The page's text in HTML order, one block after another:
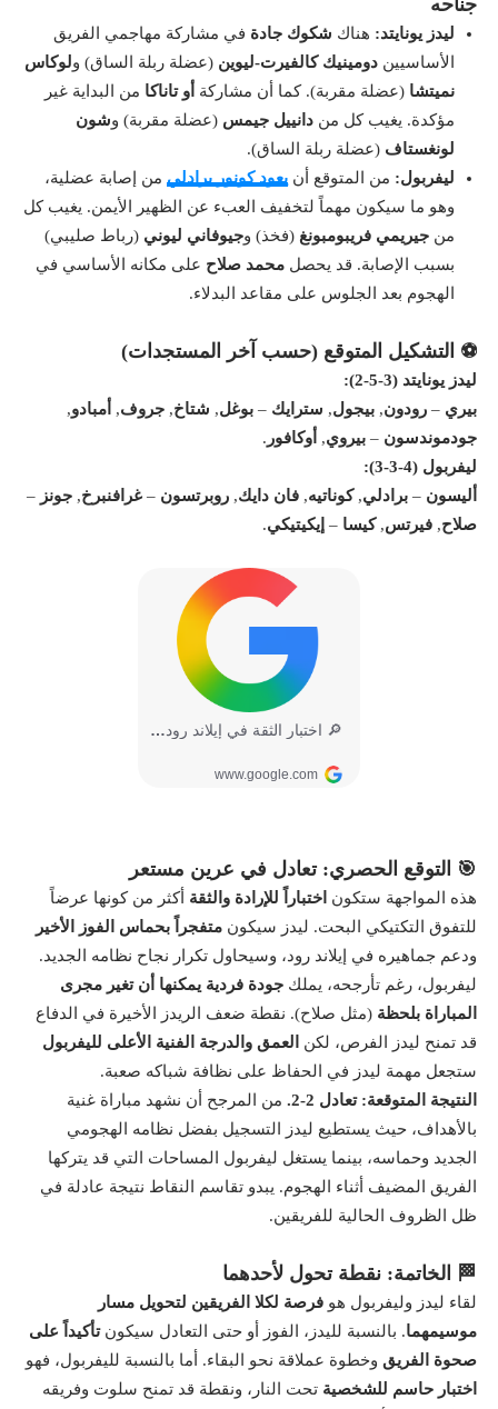
جناحه
ليدز يونايتد: هناك شكوك جادة في مشاركة مهاجمي الفريق
الأساسيين دومينيك كالفيرت-ليوين (عضلة ربلة الساق) ولوكاس
نميتشا (عضلة مقربة). كما أن مشاركة أو تاناكا من البداية غير
مؤكدة. يغيب كل من دانييل جيمس (عضلة مقربة) وشون
لونغستاف (عضلة ربلة الساق).
ليفربول: من المتوقع أن يعود كونور برادليمن إصابة عضلية،
وهو ما سيكون مهماً لتخفيف العبء عن الظهير الأيمن. يغيب كل
من جيريمي فريبومبونغ(فخذ) وجيوفاني ليوني (رباط صليبي)
بسبب الإصابة. قد يحصل محمد صلاح على مكانه الأساسي في
الهجوم بعد الجلوس على مقاعد البدلاء.
⚽ التشكيل المتوقع (حسب آخر المستجدات)
ليدز يونايتد (3-5-2):
بيري – رودون, بيجول, سترايك – بوغل, شتاخ, جروف, أمبادو,
جودموندسون – بيروي, أوكافور .
ليفربول (4-3-3):
أليسون – برادلي,كوناتيه, فان دايك, روبرتسون – غرافنبرخ, جونز –
صلاح, فيرتس,كيسا – إيكيتيكي.
🎯 التوقع الحصري: تعادل في عرين مستعر
هذه المواجهة ستكون اختباراً للإرادة والثقة أكثر من كونها عرضاً
للتفوق التكتيكي البحت. ليدز سيكون متفجراً بحماس الفوز الأخير
ودعم جماهيره في إيلاند رود، وسيحاول تكرار نجاح نظامه الجديد.
ليفربول، رغم تأرجحه، يملك جودة فردية يمكنها أن تغير مجرى
المباراة بلحظة (مثل صلاح). نقطة ضعف الريدز الأخيرة في الدفاع
قد تمنح ليدز الفرص، لكن
العمق والدرجة الفنية الأعلى لليفربول
ستجعل مهمة ليدز في الحفاظ على نظافة شباكه صعبة.
النتيجة المتوقعة: تعادل 2-2.
من المرجح أن نشهد مباراة غنية
بالأهداف، حيث يستطيع ليدز التسجيل بفضل نظامه الهجومي
الجديد وحماسه، بينما يستغل ليفربول المساحات التي قد يتركها
الفريق المضيف أثناء الهجوم. يبدو تقاسم النقاط نتيجة عادلة في
ظل الظروف الحالية للفريقين.
🏁 الخاتمة: نقطة تحول لأحدهما
لقاء ليدز وليفربول هو فرصة لكلا الفريقين لتحويل مسار
موسيمهما. بالنسبة لليدز، الفوز أو حتى التعادل سيكونتأكيداً على
صحوة الفريقوخطوة عملاقة نحو البقاء. أما بالنسبة لليفربول، فهو
اختبار حاسم للشخصية تحت النار، ونقطة قد تمنح سلوت وفريقه